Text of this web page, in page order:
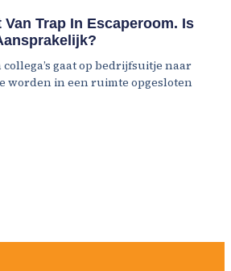
Van Trap In Escaperoom. Is
gaat op bedrijfsuitje naar
worden in een ruimte opgesloten